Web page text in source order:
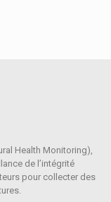
Health Monitoring),
de l’intégrité
pour collecter des